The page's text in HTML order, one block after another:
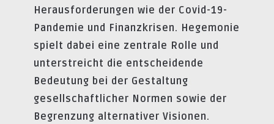
Herausforderungen wie der Covid-19-
Pandemie und Finanzkrisen. Hegemonie
spielt dabei eine zentrale Rolle und
unterstreicht die entscheidende
Bedeutung bei der Gestaltung
gesellschaftlicher Normen sowie der
Begrenzung alternativer Visionen.